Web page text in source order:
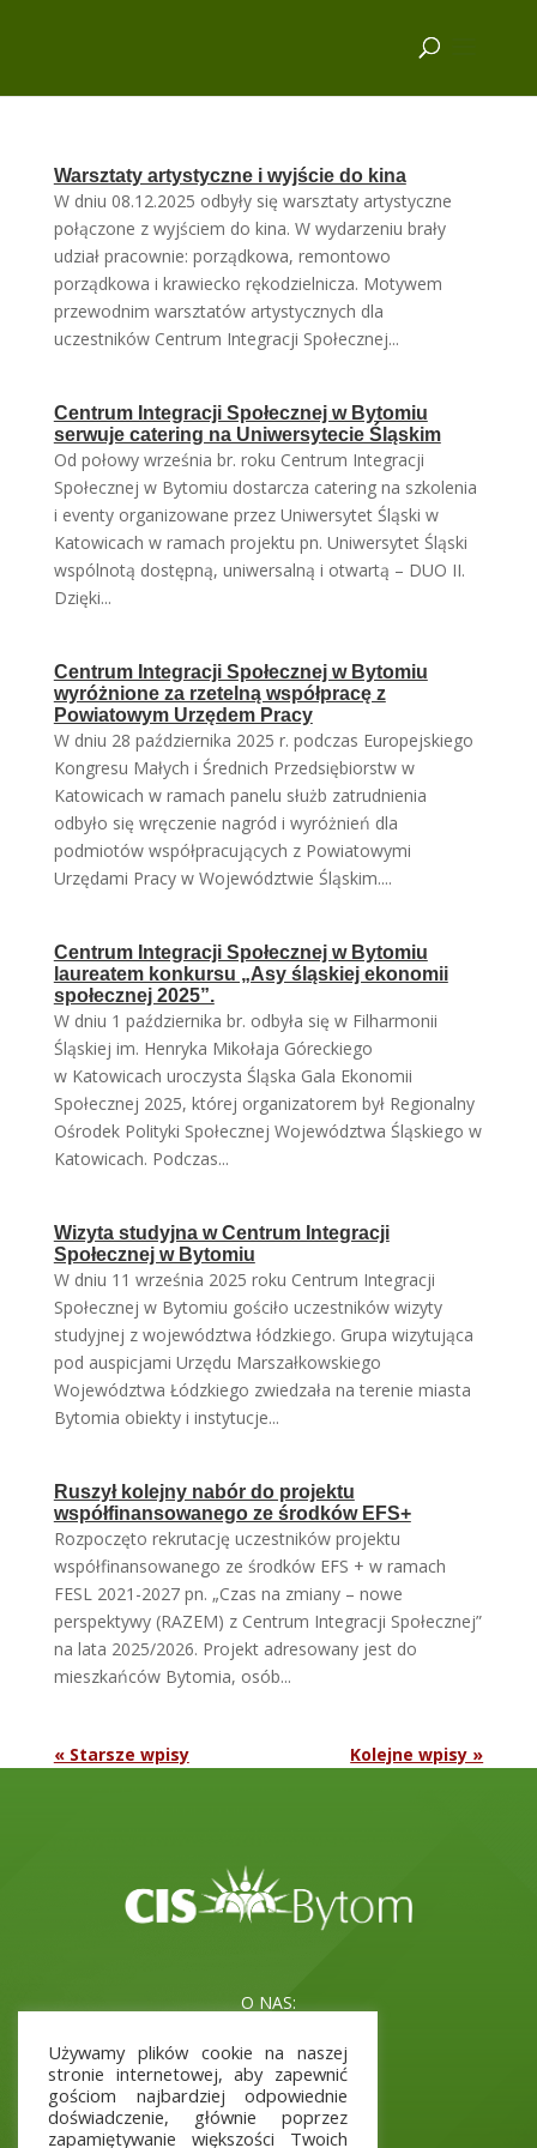
Warsztaty artystyczne i wyjście do kina
W dniu 08.12.2025 odbyły się warsztaty artystyczne
połączone z wyjściem do kina. W wydarzeniu brały
udział pracownie: porządkowa, remontowo
porządkowa i krawiecko rękodzielnicza. Motywem
przewodnim warsztatów artystycznych dla
uczestników Centrum Integracji Społecznej...
Centrum Integracji Społecznej w Bytomiu
serwuje catering na Uniwersytecie Śląskim
Od połowy września br. roku Centrum Integracji
Społecznej w Bytomiu dostarcza catering na szkolenia
i eventy organizowane przez Uniwersytet Śląski w
Katowicach w ramach projektu pn. Uniwersytet Śląski
wspólnotą dostępną, uniwersalną i otwartą – DUO II.
Dzięki...
Centrum Integracji Społecznej w Bytomiu
wyróżnione za rzetelną współpracę z
Powiatowym Urzędem Pracy
W dniu 28 października 2025 r. podczas Europejskiego
Kongresu Małych i Średnich Przedsiębiorstw w
Katowicach w ramach panelu służb zatrudnienia
odbyło się wręczenie nagród i wyróżnień dla
podmiotów współpracujących z Powiatowymi
Urzędami Pracy w Województwie Śląskim....
Centrum Integracji Społecznej w Bytomiu
laureatem konkursu „Asy śląskiej ekonomii
społecznej 2025”.
W dniu 1 października br. odbyła się w Filharmonii
Śląskiej im. Henryka Mikołaja Góreckiego
w Katowicach uroczysta Śląska Gala Ekonomii
Społecznej 2025, której organizatorem był Regionalny
Ośrodek Polityki Społecznej Województwa Śląskiego w
Katowicach. Podczas...
Wizyta studyjna w Centrum Integracji
Społecznej w Bytomiu
W dniu 11 września 2025 roku Centrum Integracji
Społecznej w Bytomiu gościło uczestników wizyty
studyjnej z województwa łódzkiego. Grupa wizytująca
pod auspicjami Urzędu Marszałkowskiego
Województwa Łódzkiego zwiedzała na terenie miasta
Bytomia obiekty i instytucje...
Ruszył kolejny nabór do projektu
współfinansowanego ze środków EFS+
Rozpoczęto rekrutację uczestników projektu
współfinansowanego ze środków EFS + w ramach
FESL 2021-2027 pn. „Czas na zmiany – nowe
perspektywy (RAZEM) z Centrum Integracji Społecznej”
na lata 2025/2026. Projekt adresowany jest do
mieszkańców Bytomia, osób...
« Starsze wpisy Kolejne wpisy »
O NAS:
Kadra
Aktualne Projekty
Używamy plików cookie na naszej
stronie internetowej, aby zapewnić
gościom najbardziej odpowiednie
doświadczenie, głównie poprzez
zapamiętywanie większości Twoich